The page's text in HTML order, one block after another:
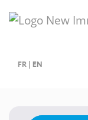
FR | EN